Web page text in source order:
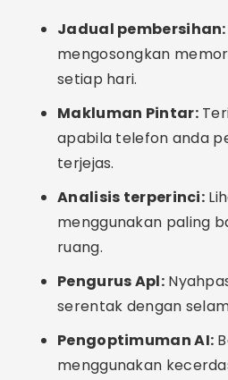
antara alatan dan
perlahan.
Padamkan fail penting:
menawarkan pilihan untuk
dokumen — semak
Keizinan yang berlebihan:
apl yang meminta akses
peranti anda. Berikan
diperlukan.
Alternatif Menarik
Pembersihan manual: